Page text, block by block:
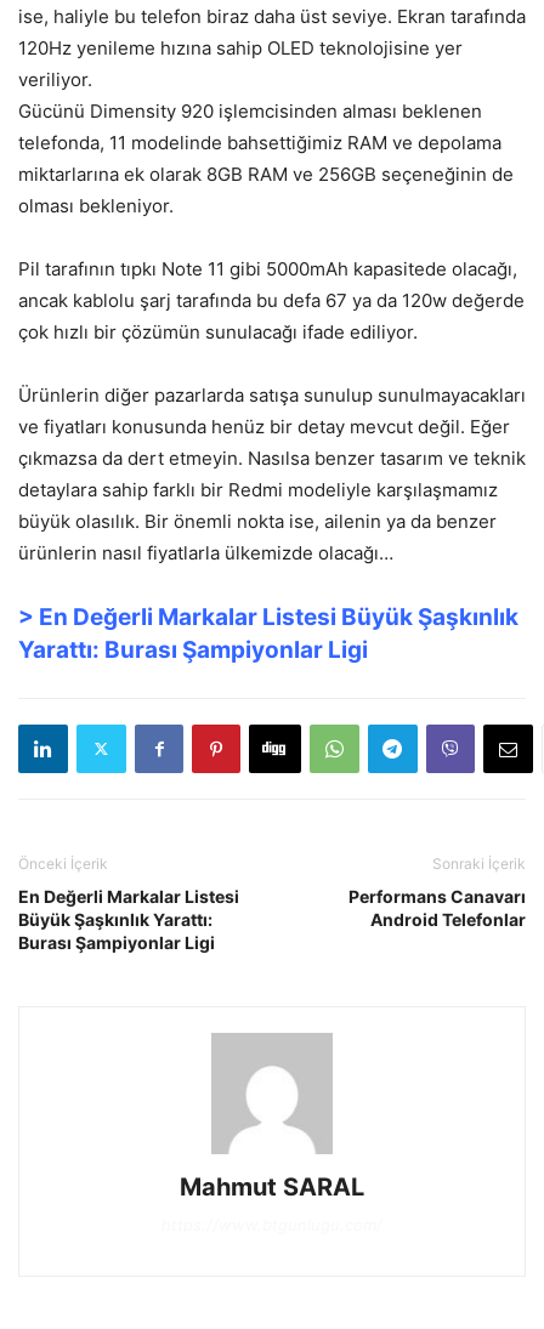
ise, haliyle bu telefon biraz daha üst seviye. Ekran tarafında
120Hz yenileme hızına sahip OLED teknolojisine yer
veriliyor.
Gücünü Dimensity 920 işlemcisinden alması beklenen
telefonda, 11 modelinde bahsettiğimiz RAM ve depolama
miktarlarına ek olarak 8GB RAM ve 256GB seçeneğinin de
olması bekleniyor.
Pil tarafının tıpkı Note 11 gibi 5000mAh kapasitede olacağı,
ancak kablolu şarj tarafında bu defa 67 ya da 120w değerde
çok hızlı bir çözümün sunulacağı ifade ediliyor.
Ürünlerin diğer pazarlarda satışa sunulup sunulmayacakları
ve fiyatları konusunda henüz bir detay mevcut değil. Eğer
çıkmazsa da dert etmeyin. Nasılsa benzer tasarım ve teknik
detaylara sahip farklı bir Redmi modeliyle karşılaşmamız
büyük olasılık. Bir önemli nokta ise, ailenin ya da benzer
ürünlerin nasıl fiyatlarla ülkemizde olacağı…
> En Değerli Markalar Listesi Büyük Şaşkınlık
Yarattı: Burası Şampiyonlar Ligi
Önceki İçerik
En Değerli Markalar Listesi
Büyük Şaşkınlık Yarattı:
Burası Şampiyonlar Ligi
Sonraki İçerik
Performans Canavarı
Android Telefonlar
Mahmut SARAL